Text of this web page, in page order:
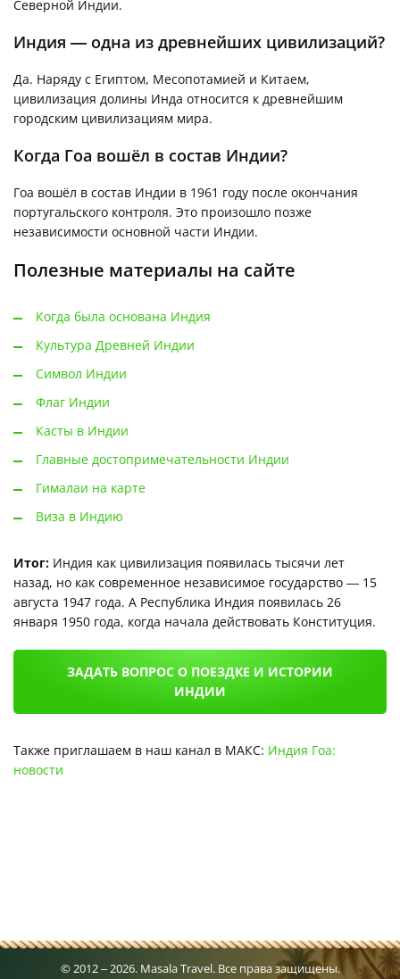
Северной Индии.
Индия — одна из древнейших цивилизаций?
Да. Наряду с Египтом, Месопотамией и Китаем,
цивилизация долины Инда относится к древнейшим
городским цивилизациям мира.
Когда Гоа вошёл в состав Индии?
Гоа вошёл в состав Индии в 1961 году после окончания
португальского контроля. Это произошло позже
независимости основной части Индии.
Полезные материалы на сайте
Когда была основана Индия
Культура Древней Индии
Символ Индии
Флаг Индии
Касты в Индии
Главные достопримечательности Индии
Гималаи на карте
Виза в Индию
Итог: Индия как цивилизация появилась тысячи лет
назад, но как современное независимое государство — 15
августа 1947 года. А Республика Индия появилась 26
января 1950 года, когда начала действовать Конституция.
ЗАДАТЬ ВОПРОС О ПОЕЗДКЕ И ИСТОРИИ
ИНДИИ
Также приглашаем в наш канал в МАКС: Индия Гоа:
новости
© 2012 – 2026. Masala Travel. Все права защищены.